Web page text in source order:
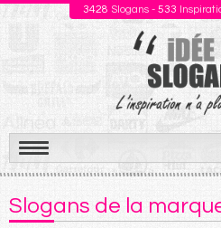
3428 Slogans - 533
Aller
au
contenu
Slogans de la